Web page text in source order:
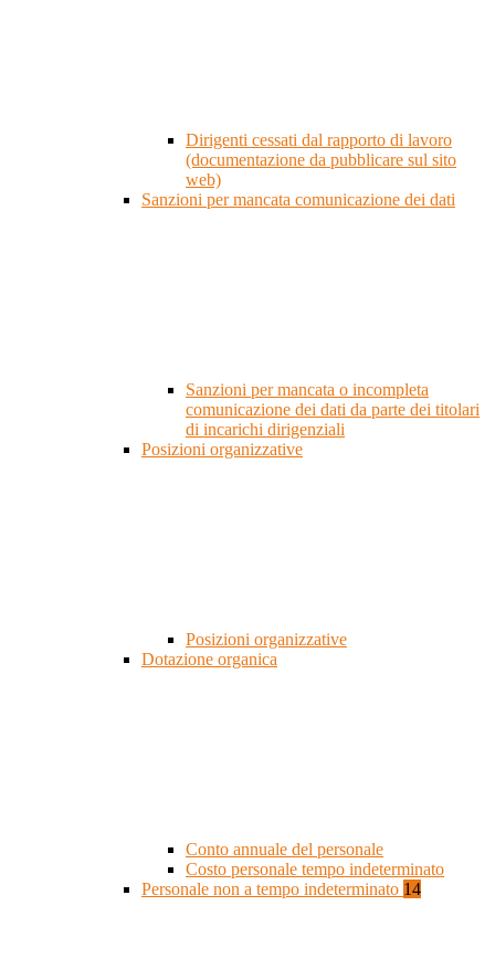
Dirigenti cessati dal rapporto di lavoro
(documentazione da pubblicare sul sito
web)
Sanzioni per mancata comunicazione dei dati
Sanzioni per mancata o incompleta
comunicazione dei dati da parte dei titolari
di incarichi dirigenziali
Posizioni organizzative
Posizioni organizzative
Dotazione organica
Conto annuale del personale
Costo personale tempo indeterminato
Personale non a tempo indeterminato 14